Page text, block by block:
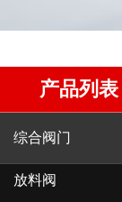
产品列表
综合阀门
放料阀